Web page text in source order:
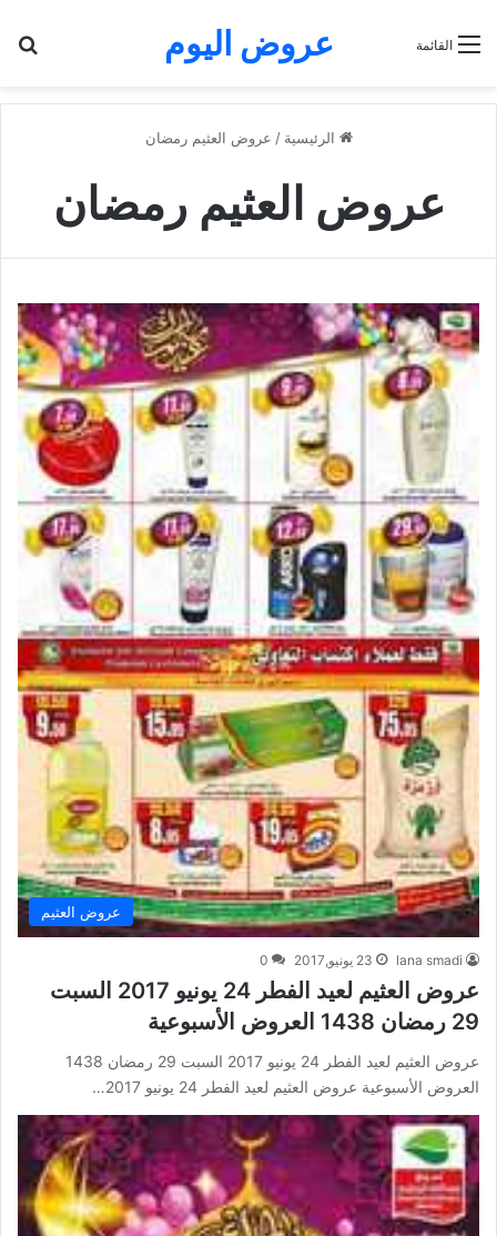
عروض اليوم القائمة
الرئيسية / عروض العثيم رمضان
عروض العثيم رمضان
عروض العثيم
lana smadi 23 يونيو,2017 0
عروض العثيم لعيد الفطر 24 يونيو 2017 السبت
29 رمضان 1438 العروض الأسبوعية
عروض العثيم لعيد الفطر 24 يونيو 2017 السبت 29 رمضان 1438
العروض الأسبوعية عروض العثيم لعيد الفطر 24 يونيو 2017…